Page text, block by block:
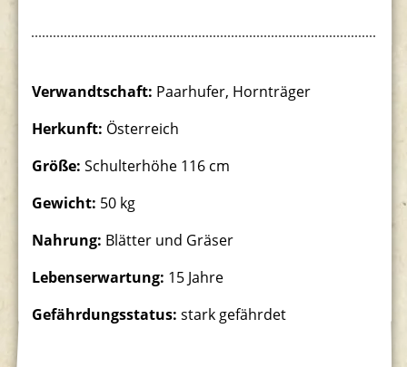
Verwandtschaft: Paarhufer, Hornträger
Herkunft: Österreich
Größe: Schulterhöhe 116 cm
Gewicht: 50 kg
Nahrung: Blätter und Gräser
Lebenserwartung: 15 Jahre
Gefährdungsstatus: stark gefährdet